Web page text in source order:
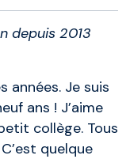
depuis 2013
années. Je suis
ans ! J’aime
collège. Tous
quelque